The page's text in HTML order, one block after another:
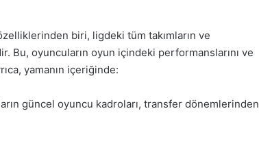
biri, ligdeki tüm takımların ve
Bu, oyuncuların oyun içindeki performanslarını ve
yamanın içeriğinde:
güncel oyuncu kadroları, transfer dönemlerinden